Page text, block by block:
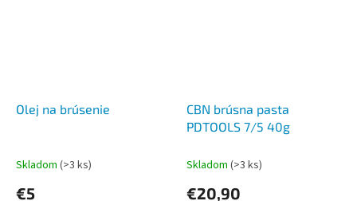
Olej na brúsenie
Skladom (>3 ks)
€5
CBN brúsna pasta
PDTOOLS 7/5 40g
Skladom (>3 ks)
€20,90